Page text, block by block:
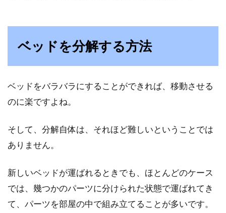
ベッドを分解する方法
ベッドをバラバラにすることができれば、移動させる
のに楽ですよね。
そして、分解自体は、それほど難しいということでは
ありません。
新しいベッドが運ばれるときでも、ほとんどのケース
では、幾つかのパーツに分けられた状態で運ばれてき
て、パーツを部屋の中で組み立てることが多いです。